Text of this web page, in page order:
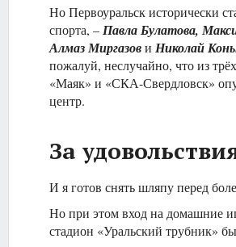
Но Первоуральск исторически
спорта, –Павла Булатова,
Алмаз Миргазови Николай
пожалуй, неслучайно, что из
«Маяк» и «СКА-Свердловск»
центр.
За
И я готов снять шляпу перед
Но при этом вход на домашние
стадион «Уральский трубник»